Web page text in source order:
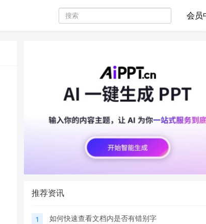
会员
推荐资讯
1 如何快速查看文档内是否有错别字